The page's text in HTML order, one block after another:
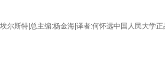
尔斯特|总主编:杨金海|译者:何怀远中国人民大学